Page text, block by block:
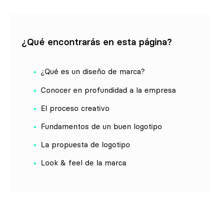
¿Qué encontrarás en esta página?
¿Qué es un diseño de marca?
Conocer en profundidad a la empresa
El proceso creativo
Fundamentos de un buen logotipo
La propuesta de logotipo
Look & feel de la marca